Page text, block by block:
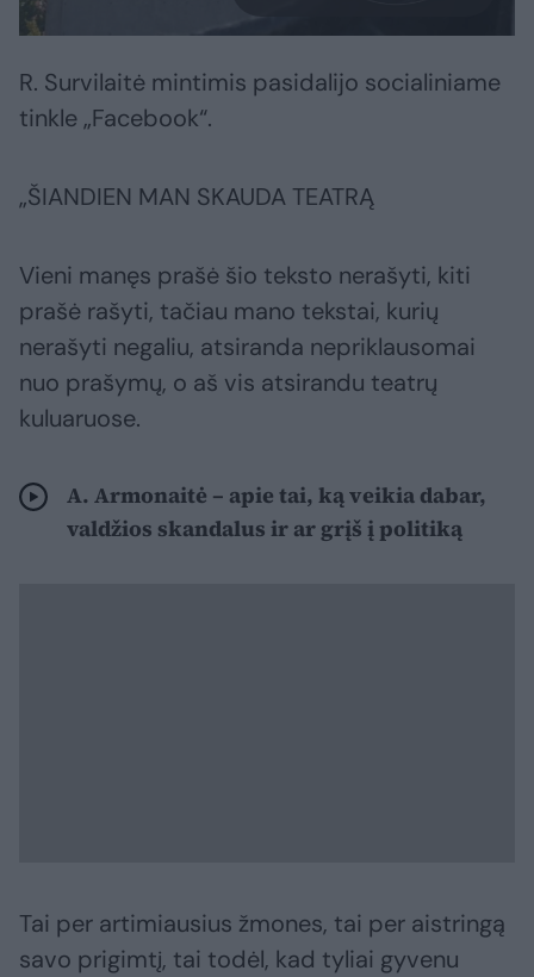
R. Survilaitė mintimis pasidalijo socialiniame
tinkle „Facebook“.
„ŠIANDIEN MAN SKAUDA TEATRĄ
Vieni manęs prašė šio teksto nerašyti, kiti
prašė rašyti, tačiau mano tekstai, kurių
nerašyti negaliu, atsiranda nepriklausomai
nuo prašymų, o aš vis atsirandu teatrų
kuluaruose.
A. Armonaitė – apie tai, ką veikia dabar,
valdžios skandalus ir ar grįš į politiką
Tai per artimiausius žmones, tai per aistringą
savo prigimtį, tai todėl, kad tyliai gyvenu